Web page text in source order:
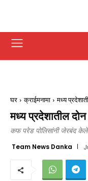
घर क्राईमनामा मध्य
मध्य प्रदेशातील
कफ परेड पोलिसांनी जेरबंद केले
Team News Danka